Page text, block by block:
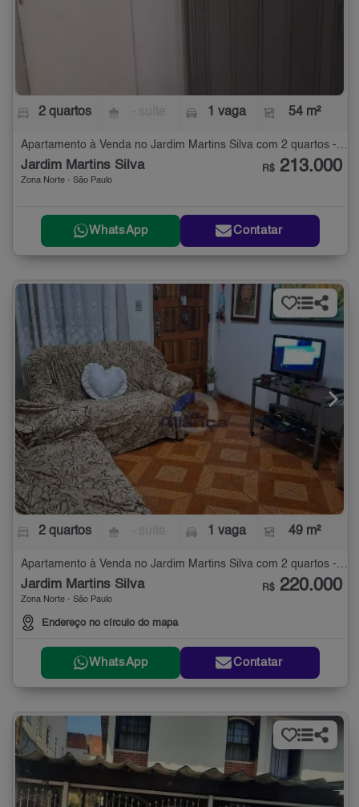
2 quartos 1 vaga 54 m²
Apartamento à Venda no Jardim Martins Silva com 2 quartos - 54 m²
Jardim Martins Silva
Zona Norte - São Paulo
R$ 213.000
WhatsApp Contatar
2 quartos 1 vaga 49 m²
Jardim Martins Silva
Zona Norte - São Paulo
Endereço no círculo do mapa
R$ 220.000
WhatsApp Contatar